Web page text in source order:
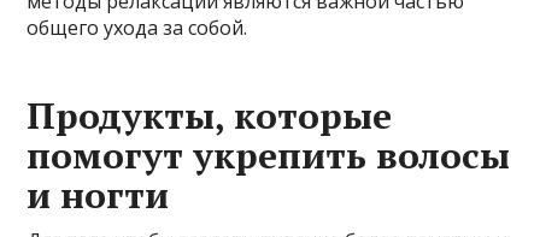
общего ухода за собой.
Продукты, которые
помогут укрепить волосы
и ногти